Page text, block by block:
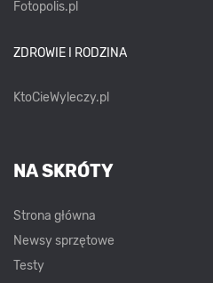
Fotopolis.pl
ZDROWIE I RODZINA
KtoCieWyleczy.pl
NA SKRÓTY
Strona główna
Newsy sprzętowe
Testy